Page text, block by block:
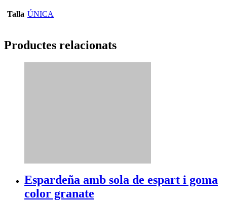
Talla ÚNICA
Productes relacionats
Espardeña amb sola de espart i goma
color granate